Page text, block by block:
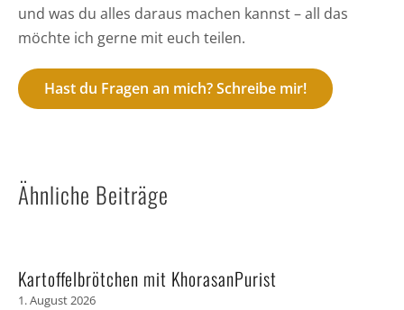
und was du alles daraus machen kannst – all das
möchte ich gerne mit euch teilen.
Hast du Fragen an mich? Schreibe mir!
Ähnliche Beiträge
Kartoffelbrötchen mit KhorasanPurist
1. August 2026